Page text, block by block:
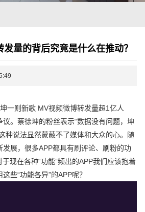
量的背后究竟是什么在推动？
一则新歌 MV视频微博转发量超1亿人
。蔡徐坤的粉丝表示“数据没有问题，坤
种说法显然蒙蔽不了媒体和大众的心。随
展，很多APP都具有刷评论、刷粉的功
现在各种“功能”频出的APP我们应该抱着
些“功能各异”的APP呢？